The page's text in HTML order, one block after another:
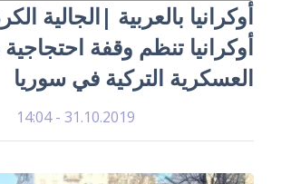
أوكرانيا بالعربية |الجالية
أوكرانيا تنظم وقفة
العسكرية التركية في سوريا
31.10.2019 - 14:04